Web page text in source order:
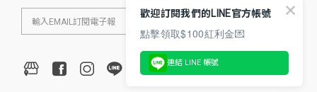
歡迎訂閱我們的LINE官方帳號
點擊領取$100紅利金💌
連結 LINE 帳號